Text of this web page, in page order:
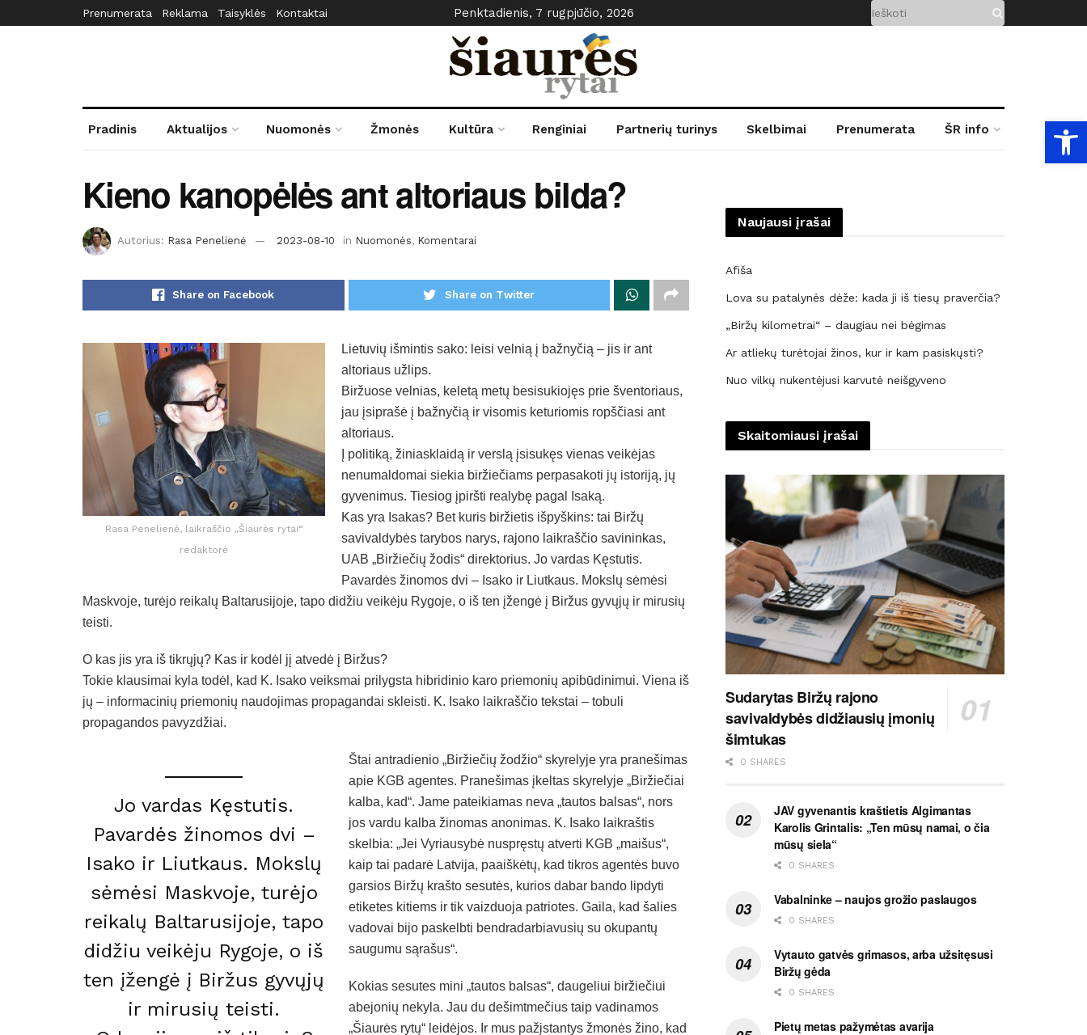
Prenumerata Reklama Taisyklės Kontaktai Penktadienis, 7 rugpjūčio, 2026
Pradinis Aktualijos Nuomonės Žmonės Kultūra Renginiai Partnerių turinys Skelbimai Prenumerata ŠR info
Kieno kanopėlės ant altoriaus bilda?
Autorius: Rasa Penelienė 2023-08-10 in Nuomonės, Komentarai
Share on Facebook Share on Twitter
Rasa Penelienė, laikraščio „Šiaurės rytai“
redaktorė
Lietuvių išmintis sako: leisi velnią į bažnyčią – jis ir ant
altoriaus užlips.
Biržuose velnias, keletą metų besisukiojęs prie šventoriaus,
jau įsiprašė į bažnyčią ir visomis keturiomis ropščiasi ant
altoriaus.
Į politiką, žiniasklaidą ir verslą įsisukęs vienas veikėjas
nenumaldomai siekia biržiečiams perpasakoti jų istoriją, jų
gyvenimus. Tiesiog įpiršti realybę pagal Isaką.
Kas yra Isakas? Bet kuris biržietis išpyškins: tai Biržų
savivaldybės tarybos narys, rajono laikraščio savininkas,
UAB „Biržiečių žodis“ direktorius. Jo vardas Kęstutis.
Pavardės žinomos dvi – Isako ir Liutkaus. Mokslų sėmėsi
Maskvoje, turėjo reikalų Baltarusijoje, tapo didžiu veikėju Rygoje, o iš ten įžengė į Biržus gyvųjų ir mirusių
teisti.
O kas jis yra iš tikrųjų? Kas ir kodėl jį atvedė į Biržus?
Tokie klausimai kyla todėl, kad K. Isako veiksmai prilygsta hibridinio karo priemonių apibūdinimui. Viena iš
jų – informacinių priemonių naudojimas propagandai skleisti. K. Isako laikraščio tekstai – tobuli
propagandos pavyzdžiai.
Jo vardas Kęstutis.
Pavardės žinomos dvi –
Isako ir Liutkaus. Mokslų
sėmėsi Maskvoje, turėjo
reikalų Baltarusijoje, tapo
didžiu veikėju Rygoje, o iš
ten įžengė į Biržus gyvųjų
ir mirusių teisti.
Štai antradienio „Biržiečių žodžio“ skyrelyje yra pranešimas
apie KGB agentes. Pranešimas įkeltas skyrelyje „Biržiečiai
kalba, kad“. Jame pateikiamas neva „tautos balsas“, nors
jos vardu kalba žinomas anonimas. K. Isako laikraštis
skelbia: „Jei Vyriausybė nuspręstų atverti KGB „maišus“,
kaip tai padarė Latvija, paaiškėtų, kad tikros agentės buvo
garsios Biržų krašto sesutės, kurios dabar bando lipdyti
etiketes kitiems ir tik vaizduoja patriotes. Gaila, kad šalies
vadovai bijo paskelbti bendradarbiavusių su okupantų
saugumu sąrašus“.
Kokias sesutes mini „tautos balsas“, daugeliui biržiečiui
abejonių nekyla. Jau du dešimtmečius taip vadinamos
„Šiaurės rytų“ leidėjos. Ir mus pažįstantys žmonės žino, kad
Naujausi įrašai
Afiša
Lova su patalynės dėže: kada ji iš tiesų praverčia?
„Biržų kilometrai“ – daugiau nei bėgimas
Ar atliekų turėtojai žinos, kur ir kam pasiskųsti?
Nuo vilkų nukentėjusi karvutė neišgyveno
Skaitomiausi įrašai
Sudarytas Biržų rajono
savivaldybės didžiausių įmonių
šimtukas
0 SHARES
JAV gyvenantis kraštietis Algimantas
Karolis Grintalis: „Ten mūsų namai, o čia
mūsų siela“
0 SHARES
Vabalninke – naujos grožio paslaugos
0 SHARES
Vytauto gatvės grimasos, arba užsitęsusi
Biržų gėda
0 SHARES
Pietų metas pažymėtas avarija